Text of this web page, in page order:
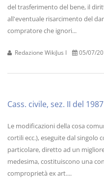
del trasferimento del bene, il
all'eventuale risarcimento del
compratore che ignori...
Redazione WikiJus I 05/07/
Cass. civile, sez. II del
Le modificazioni della cosa
cortili ecc.), eseguite dal singolo
particolare, diretto ad un
medesima, costituiscono una
comproprietà ex art....